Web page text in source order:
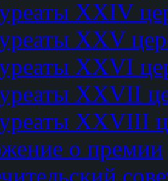
XXIV
XXV
XXVI
XXVII
XXVIII
о премии